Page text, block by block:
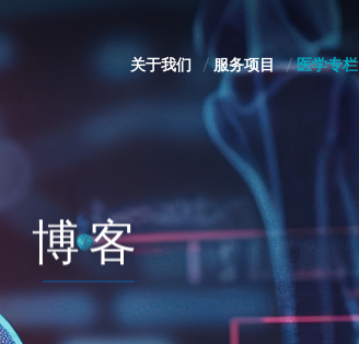
关于我们 服务项目 医学专栏
博客